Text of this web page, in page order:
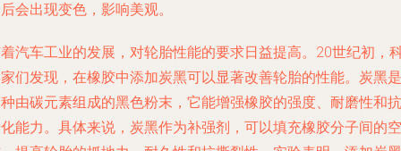
会出现变色，影响美观。
汽车工业的发展，对轮胎性能的要求日益提高。20世纪初，
们发现，在橡胶中添加炭黑可以显著改善轮胎的性能。炭黑是
由碳元素组成的黑色粉末，它能增强橡胶的强度、耐磨性和抗
能力。具体来说，炭黑作为补强剂，可以填充橡胶分子间的空